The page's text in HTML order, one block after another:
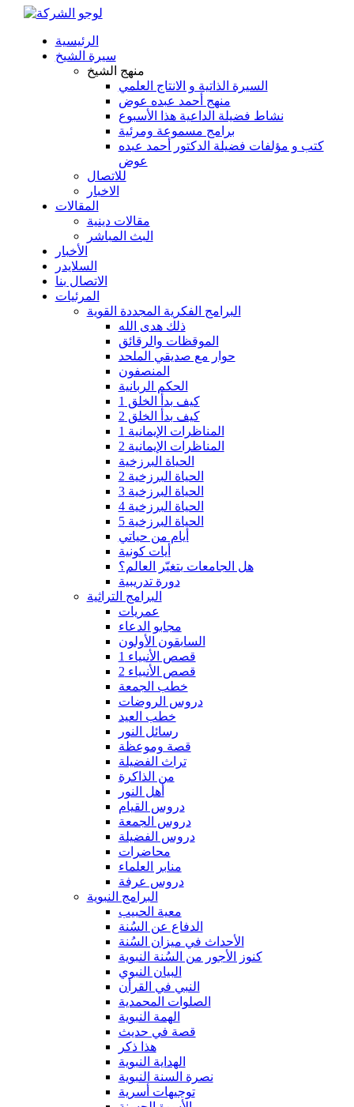
الرئيسية
سيرة الشيخ
منهج الشيخ
السيرة الذاتية و الانتاج العلمي
منهج أحمد عبده عوض
نشاط فضيلة الداعية هذا الأسبوع
برامج مسموعة ومرئية
كتب و مؤلفات فضيلة الدكتور أحمد عبده
عوض
للاتصال
الاخبار
المقالات
مقالات دينية
البث المباشر
الأخبار
السلايدر
الاتصال بنا
المرئيات
البرامج الفكرية المجددة القوية
ذلك هدى الله
الموقظات والرقائق
حوار مع صديقي الملحد
المنصفون
الحكم الربانية
كيف بدأ الخلق 1
كيف بدأ الخلق 2
المناظرات الإيمانية 1
المناظرات الإيمانية 2
الحياة البرزخية
الحياة البرزخية 2
الحياة البرزخية 3
الحياة البرزخية 4
الحياة البرزخية 5
أيام من حياتي
أيات كونية
هل الجامعات بتغيّر العالم؟
دورة تدريبية
البرامج التراثية
عمريات
مجابو الدعاء
السابقون الأولون
قصص الأنبياء 1
قصص الأنبياء 2
خطب الجمعة
دروس الروضات
خطب العيد
رسائل النور
قصة وموعظة
تراث الفضيلة
من الذاكرة
أهل النور
دروس القيام
دروس الجمعة
دروس الفضيلة
محاضرات
منابر العلماء
دروس عرفة
البرامج النبوية
معية الحبيب
الدفاع عن السُنة
الأحداث في ميزان السُنة
كنوز الأجور من السُنة النبوية
البيان النبوي
النبي في القرأن
الصلوات المحمدية
الهمة النبوية
قصة في حديث
هذا ذكر
الهداية النبوية
نصرة السنة النبوية
توجيهات أسرية